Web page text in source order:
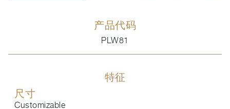
产品代码
PLW81
特征
尺寸
Customizable